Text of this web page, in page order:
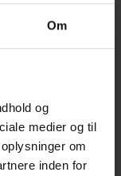
Om
og
medier og til
om
inden for